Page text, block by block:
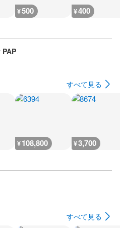
¥500 ¥400
すべて見る
¥108,800 ¥3,700
すべて見る